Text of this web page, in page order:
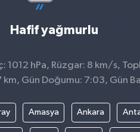
Hafif yağmurlu
1012 hPa, Rüzgar: 8 km/s,
Gün Doğumu: 7:03, Gün
Amasya Ankara